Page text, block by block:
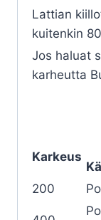
Lattian
kuitenkin
Jos haluat
karheutta
Karkeus
200